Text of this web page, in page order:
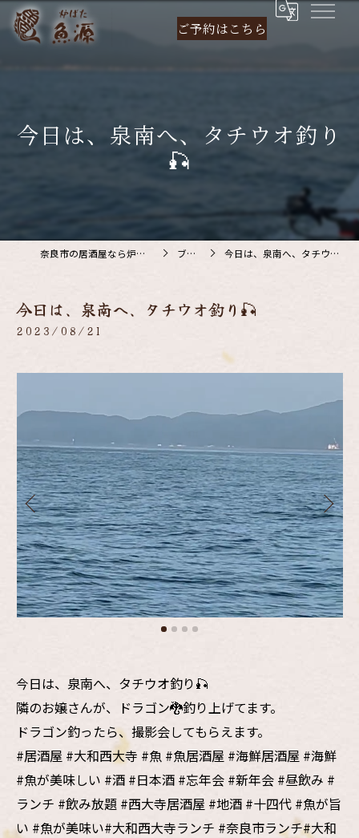
ご予約はこちら
今日は、泉南へ、タチウオ釣り
🎣
奈良市の居酒屋なら炉ばた 魚源 ブログ 今日は、泉南へ、タチウオ釣り🎣
今日は、泉南へ、タチウオ釣り🎣
2023/08/21
今日は、泉南へ、タチウオ釣り🎣
隣のお嬢さんが、ドラゴン🐉釣り上げてます。
ドラゴン釣ったら、撮影会してもらえます。
#居酒屋 #大和西大寺 #魚 #魚居酒屋 #海鮮居酒屋 #海鮮
#魚が美味しい #酒 #日本酒 #忘年会 #新年会 #昼飲み #
ランチ #飲み放題 #西大寺居酒屋 #地酒 #十四代 #魚が旨
い #魚が美味い#大和西大寺ランチ #奈良市ランチ#大和